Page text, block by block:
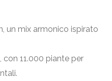
un mix armonico ispirato
con 11.000 piante per